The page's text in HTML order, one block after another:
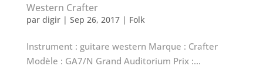
Western Crafter
par digir| Sep 26, 2017| Folk
Instrument : guitare western Marque : Crafter
Modèle : GA7/N Grand Auditorium Prix :...